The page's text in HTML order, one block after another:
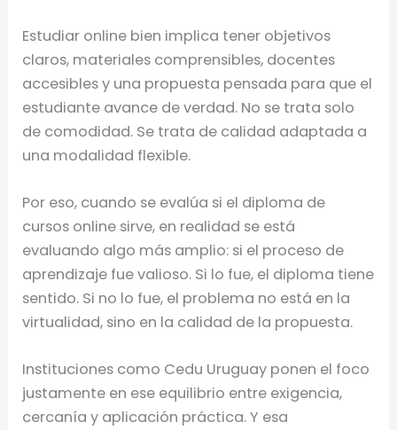
Estudiar online bien implica tener objetivos
claros, materiales comprensibles, docentes
accesibles y una propuesta pensada para que el
estudiante avance de verdad. No se trata solo
de comodidad. Se trata de calidad adaptada a
una modalidad flexible.
Por eso, cuando se evalúa si el diploma de
cursos online sirve, en realidad se está
evaluando algo más amplio: si el proceso de
aprendizaje fue valioso. Si lo fue, el diploma tiene
sentido. Si no lo fue, el problema no está en la
virtualidad, sino en la calidad de la propuesta.
Instituciones como Cedu Uruguay ponen el foco
justamente en ese equilibrio entre exigencia,
cercanía y aplicación práctica. Y esa